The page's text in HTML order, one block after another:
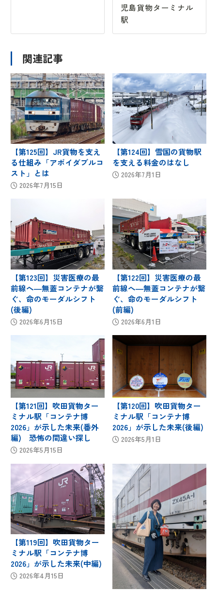
児島貨物ターミナル
駅
関連記事
【第125回】JR貨物を支え
る仕組み「アボイダブルコ
スト」とは
2026年7月15日
【第124回】雪国の貨物駅
を支える料金のはなし
2026年7月1日
【第123回】災害医療の最
前線へ―無蓋コンテナが繋
ぐ、命のモーダルシフト
(後編)
2026年6月15日
【第122回】災害医療の最
前線へ―無蓋コンテナが繋
ぐ、命のモーダルシフト
(前編)
2026年6月1日
【第121回】吹田貨物ター
ミナル駅「コンテナ博
2026」が示した未来(番外
編) 恐怖の間違い探し
2026年5月15日
【第120回】吹田貨物ター
ミナル駅「コンテナ博
2026」が示した未来(後編)
2026年5月1日
【第119回】吹田貨物ター
ミナル駅「コンテナ博
2026」が示した未来(中編)
2026年4月15日